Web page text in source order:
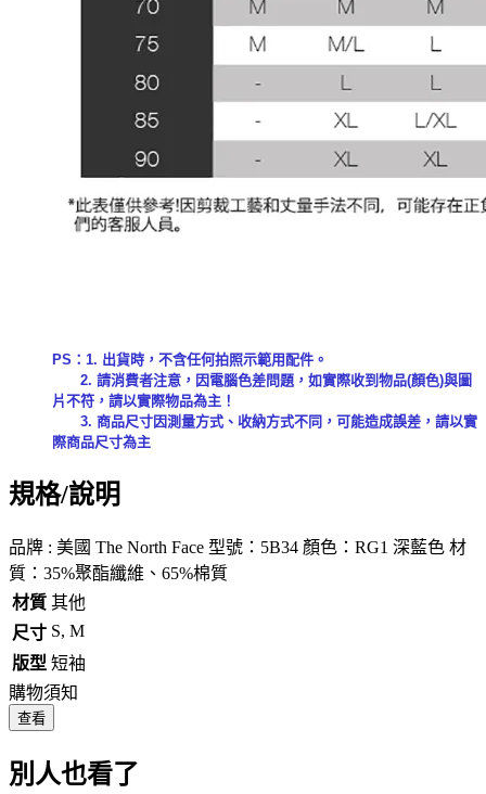
PS：1. 出貨時，不含任何拍照示範用配件。
2. 請消費者注意，因電腦色差問題，如實際收到物品(顏色)與圖
片不符，請以實際物品為主！
3. 商品尺寸因測量方式、收納方式不同，可能造成誤差，請以實
際商品尺寸為主
規格/說明
品牌 : 美國 The North Face 型號：5B34 顏色：RG1 深藍色 材
質：35%聚酯纖維、65%棉質
材質 其他
尺寸 S, M
版型 短袖
購物須知
查看
別人也看了